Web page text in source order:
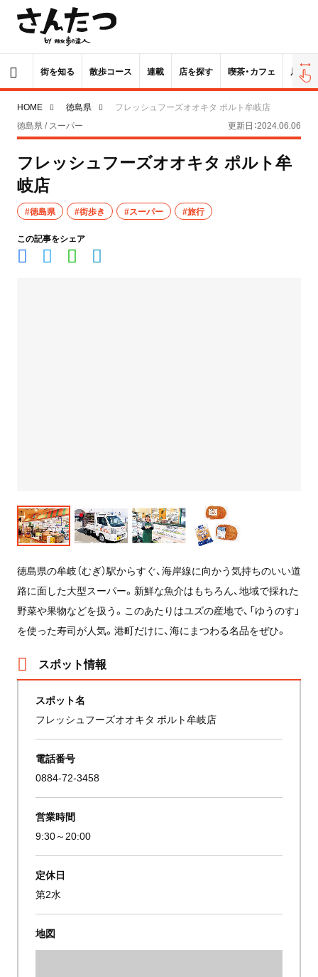
街を知る 散歩コース 連載 店を探す 喫茶・カフェ 居酒屋
HOME 徳島県
フレッシュフーズオオキタ ポルト牟岐店
徳島県 / スーパー
更新日：2024.06.06
フレッシュフーズオオキタ ポルト牟
岐店
#徳島県 #街歩き #スーパー #旅行
この記事をシェア
徳島県の牟岐（むぎ）駅からすぐ、海岸線に向かう気持ちのいい道
路に面した大型スーパー。新鮮な魚介はもちろん、地域で採れた
野菜や果物などを扱う。このあたりはユズの産地で、「ゆうのす」
を使った寿司が人気。港町だけに、海にまつわる名品をぜひ。
スポット情報
スポット名
フレッシュフーズオオキタ ポルト牟岐店
電話番号
0884-72-3458
営業時間
9:30～20:00
定休日
第2水
地図